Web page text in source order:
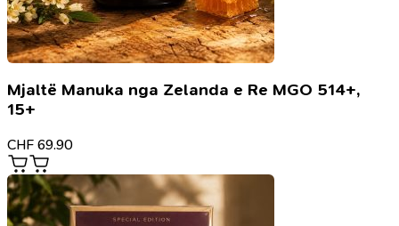
Mjaltë Manuka nga Zelanda e Re MGO 514+,
15+
CHF 69.90